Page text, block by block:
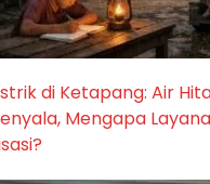
di Ketapang: Air
Mengapa